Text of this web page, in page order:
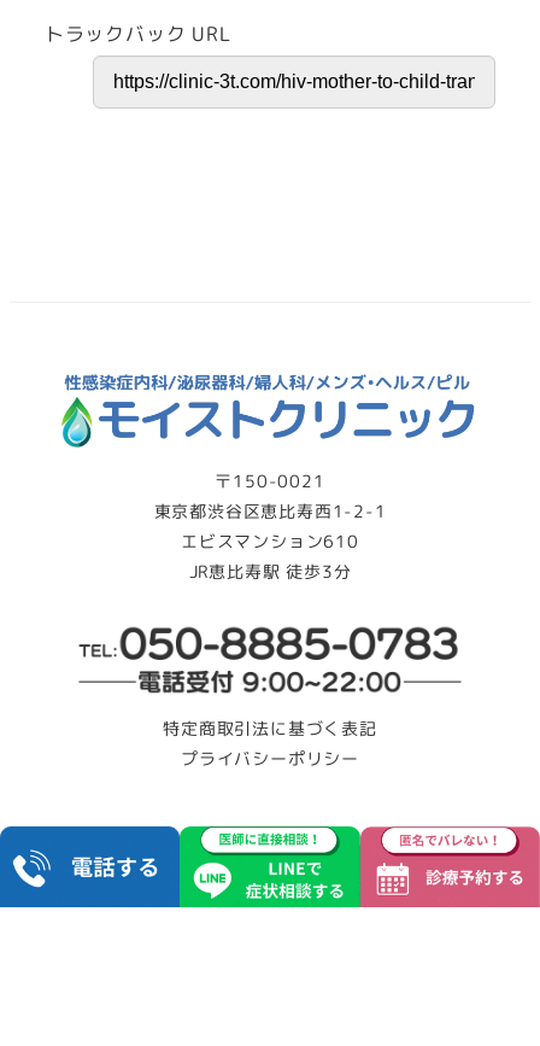
トラックバック URL
〒150-0021
東京都渋谷区恵比寿西1-2-1
エビスマンション610
JR恵比寿駅 徒歩3分
特定商取引法に基づく表記
プライバシーポリシー
Copyright © モイストクリニック All Rights Reserved.